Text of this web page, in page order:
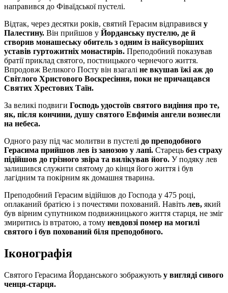
направився до Фіваїдської пустелі.
Відтак, через десятки років, святий Герасим відправився у
Палестину. Він прийшов у Йорданську пустелю, де й
створив монашеську обитель з одним із найсуворіших
уставів гуртожитніх монастирів. Преподобний показував
братії приклад святого, постницького чернечого життя.
Впродовж Великого Посту він взагалі не вкушав їжі аж до
Світлого Христового Воскресіння, поки не причащався
Святих Хрестових Таїн.
За великі подвиги Господь удостоїв святого видіння про те,
як, після кончини, душу святого Евфимія ангели вознесли
на небеса.
Одного разу під час молитви в пустелі до преподобного
Герасима прийшов лев із занозою у лапі. Старець без страху
підійшов до грізного звіра та вилікував його. У подяку лев
залишився служити святому до кінця його життя і був
лагідним та покірним як домашня тварина.
Преподобний Герасим відійшов до Господа у 475 році,
оплаканий братією і з почестями похований. Навіть лев, який
був вірним супутником подвижницького життя старця, не зміг
змиритись із втратою, а тому невдовзі помер на могилі
святого і був похований біля преподобного.
Іконографія
Святого Герасима Йорданського зображують у вигляді сивого
ченця-старця.